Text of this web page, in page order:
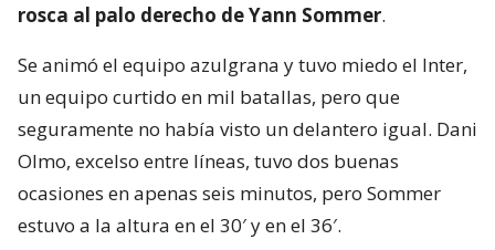
rosca al palo derecho de Yann Sommer.
Se animó el equipo azulgrana y tuvo miedo el Inter,
un equipo curtido en mil batallas, pero que
seguramente no había visto un delantero igual. Dani
Olmo, excelso entre líneas, tuvo dos buenas
ocasiones en apenas seis minutos, pero Sommer
estuvo a la altura en el 30′ y en el 36′.